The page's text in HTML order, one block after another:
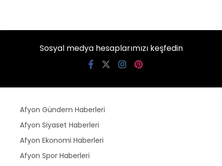
Sosyal medya hesaplarımızı keşfedin
Afyon Gündem Haberleri
Afyon Siyaset Haberleri
Afyon Ekonomi Haberleri
Afyon Spor Haberleri